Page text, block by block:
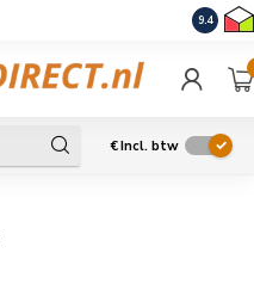
9.4
€Incl. btw